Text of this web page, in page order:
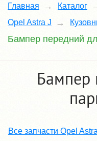
Главная Каталог
Opel Astra J
Бампер передний
Бампер
Все запчасти Opel